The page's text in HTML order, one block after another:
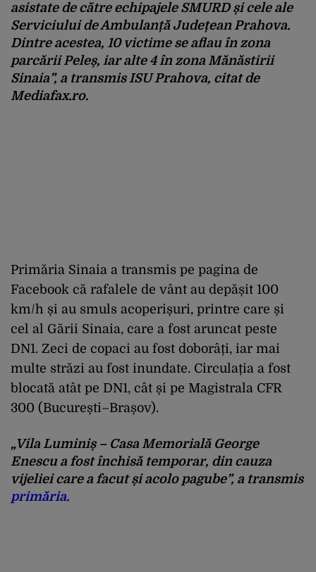
asistate de către echipajele SMURD și cele ale
Serviciului de Ambulanță Județean Prahova.
Dintre acestea, 10 victime se aflau în zona
parcării Peleș, iar alte 4 în zona Mănăstirii
Sinaia”, a transmis ISU Prahova, citat de
Mediafax.ro.
Primăria Sinaia a transmis pe pagina de
Facebook că rafalele de vânt au depășit 100
km/h și au smuls acoperișuri, printre care și
cel al Gării Sinaia, care a fost aruncat peste
DN1. Zeci de copaci au fost doborâți, iar mai
multe străzi au fost inundate. Circulația a fost
blocată atât pe DN1, cât și pe Magistrala CFR
300 (București–Brașov).
„Vila Luminiș – Casa Memorială George
Enescu a fost închisă temporar, din cauza
vijeliei care a facut și acolo pagube”, a transmis
primăria.